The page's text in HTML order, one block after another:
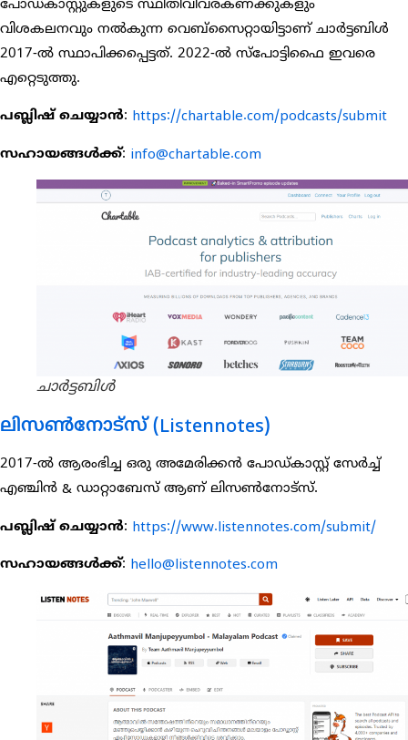
വിശകലനവും നൽകുന്ന വെബ്സൈറ്റായിട്ടാണ് ചാർട്ടബിൾ
2017-ൽ സ്ഥാപിക്കപ്പെട്ടത്. 2022-ൽ സ്പോട്ടിഫൈ ഇവരെ
എറ്റെടുത്തു.
പബ്ലിഷ് ചെയ്യാൻ: https://chartable.com/podcasts/submit
സഹായങ്ങൾക്ക്: info@chartable.com
ചാർട്ടബിൾ
ലിസൺനോട്സ് (Listennotes)
2017-ൽ ആരംഭിച്ച ഒരു അമേരിക്കൻ പോഡ്കാസ്റ്റ് സേർച്ച്
എഞ്ചിൻ & ഡാറ്റാബേസ് ആണ് ലിസൺനോട്സ്.
പബ്ലിഷ് ചെയ്യാൻ: https://www.listennotes.com/submit/
സഹായങ്ങൾക്ക്: hello@listennotes.com